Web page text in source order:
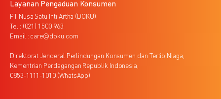
Layanan Pengaduan Konsumen
PT Nusa Satu Inti Artha (DOKU)
Tel : (021) 1500 963
Email : care@doku.com
Direktorat Jenderal Perlindungan Konsumen dan Tertib Niaga,
Kementrian Perdagangan Republik Indonesia,
0853-1111-1010 (WhatsApp)